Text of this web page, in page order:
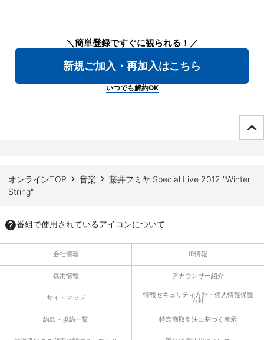
＼簡単登録ですぐに観られる！／
新規ご加入・再加入はこちら
いつでも解約OK
オンラインTOP 音楽
藤井フミヤ Special Live 2012 "Winter
String"
番組で使用されているアイコンについて
会社情報 IR情報
採用情報 アナウンサー紹介
サイトマップ 情報セキュリティ方針・個人情報保護
方針
約款・規約一覧 特定商取引法に基づく表示